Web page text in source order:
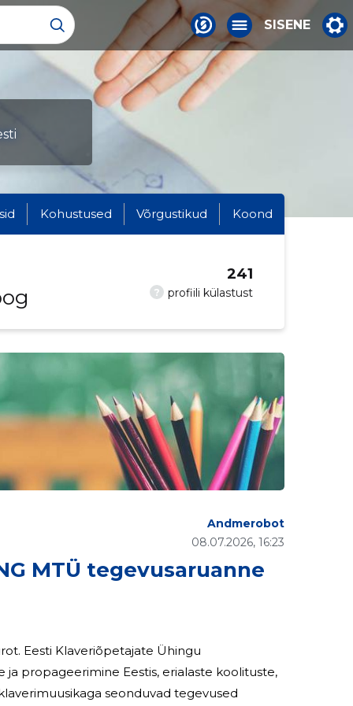
SISENE
Kohustused Võrgustikud Koond
? profiili külastust
241
MTÜ tegevusaruanne
08.07.2026, 16:23
Andmerobot
propageerimine Eestis, erialaste koolituste,
seonduvad tegevused